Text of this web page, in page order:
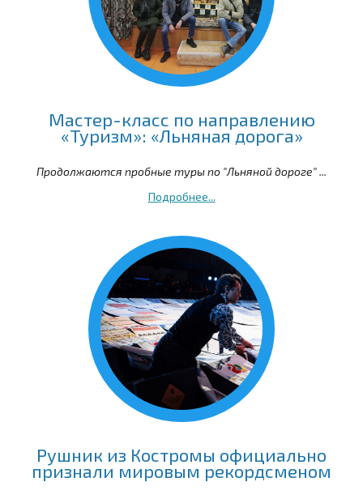
Мастер-класс по направлению
«Туризм»: «Льняная дорога»
Продолжаются пробные туры по "Льняной дороге" ...
Подробнее...
Рушник из Костромы официально
признали мировым рекордсменом